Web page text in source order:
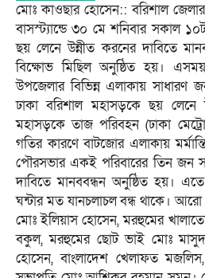
মোঃ কাওছার হোসেন:: বরিশাল
বাসস্ট্যান্ডে ৩০ মে শনিবার সকাল
ছয় লেনে উন্নীত করনের দাবিতে
বিক্ষোভ মিছিল অনুষ্ঠিত হয়।
উপজেলার বিভিন্ন এলাকায়
ঢাকা বরিশাল মহাসড়কে ছয় লেনে
মহাসড়কে তাজ পরিবহন (ঢাকা
গতির কারণে বাটজোর এলাকায়
পৌরসভার একই পরিবারের তিন জন
দাবিতে মানববন্ধন অনুষ্ঠিত হয়।
ঘন্টার মত যানচলাচল বন্ধ থাকে।
মোঃ ইলিয়াস হোসেন, মরহুমের
বকুল, মরহুমের ছোট ভাই মোঃ মাসুদ
হোসেন, বাংলাদেশ খেলাফত